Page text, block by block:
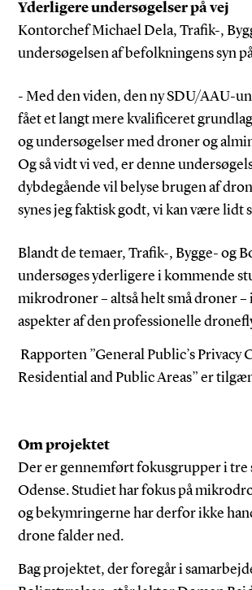
Yderligere undersøgelser på vej
Kontorchef Michael Dela, Trafik-,
undersøgelsen af befolkningens syn
- Med den viden, den ny SDU/AAU-
fået et langt mere kvalificeret
og undersøgelser med droner og
Og så vidt vi ved, er denne
dybdegående vil belyse brugen af
synes jeg faktisk godt, vi kan være lidt
Blandt de temaer, Trafik-, Bygge- og
undersøges yderligere i kommende
mikrodroner – altså helt små droner –
aspekter af den professionelle
Rapporten ”General Public’s Privacy
Residential and Public Areas” er
Om projektet
Der er gennemført fokusgrupper i tre
Odense. Studiet har fokus på
og bekymringerne har derfor ikke
drone falder ned.
Bag projektet, der foregår i